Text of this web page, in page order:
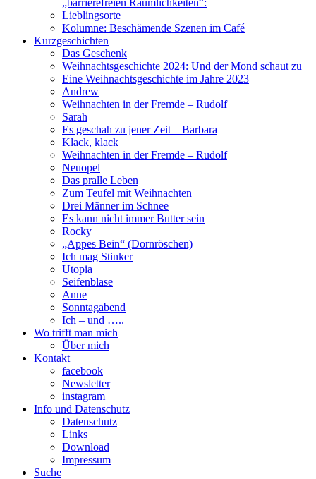
„barrierefreien Räumlichkeiten“:
Lieblingsorte
Kolumne: Beschämende Szenen im Café
Kurzgeschichten
Das Geschenk
Weihnachtsgeschichte 2024: Und der Mond schaut zu
Eine Weihnachtsgeschichte im Jahre 2023
Andrew
Weihnachten in der Fremde – Rudolf
Sarah
Es geschah zu jener Zeit – Barbara
Klack, klack
Weihnachten in der Fremde – Rudolf
Neuopel
Das pralle Leben
Zum Teufel mit Weihnachten
Drei Männer im Schnee
Es kann nicht immer Butter sein
Rocky
„Appes Bein“ (Dornröschen)
Ich mag Stinker
Utopia
Seifenblase
Anne
Sonntagabend
Ich – und …..
Wo trifft man mich
Über mich
Kontakt
facebook
Newsletter
instagram
Info und Datenschutz
Datenschutz
Links
Download
Impressum
Suche